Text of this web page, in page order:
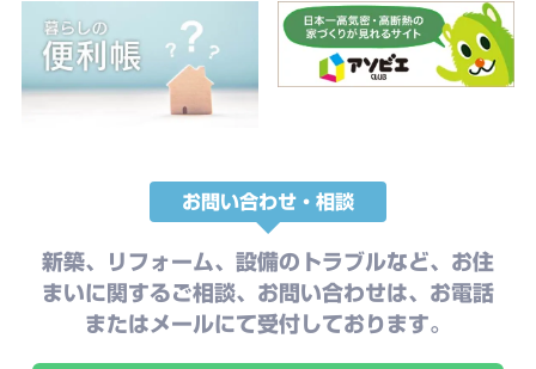
お問い合わせ・相談
新築、リフォーム、設備のトラブルなど、お住
まいに関するご相談、お問い合わせは、お電話
またはメールにて受付しております。